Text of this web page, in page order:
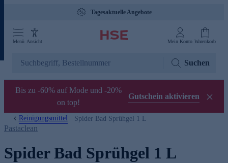
Tagesaktuelle Angebote
Menü Ansicht Mein Konto Warenkorb
Suchen
Bis zu -60% auf Mode und -20%
on top!
Gutschein aktivieren
Reinigungsmittel Spider Bad Sprühgel 1 L
Pastaclean
Spider Bad Sprühgel 1 L